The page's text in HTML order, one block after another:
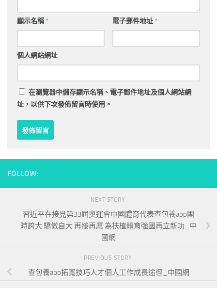
顯示名稱* 電子郵件地址*
個人網站網址
在瀏覽器中儲存顯示名稱、電子郵件地址及個人網站網
址，以供下次發佈留言時使用。
FOLLOW:
NEXT STORY
習近平在接見第33屆奧運會中國體育代表查包養app團
時誇大 驕傲自大 再接再厲 為扶植體育強國再立新功_中
國網
PREVIOUS STORY
查包養app拓寬技巧人才個人工作成長途徑_中國網